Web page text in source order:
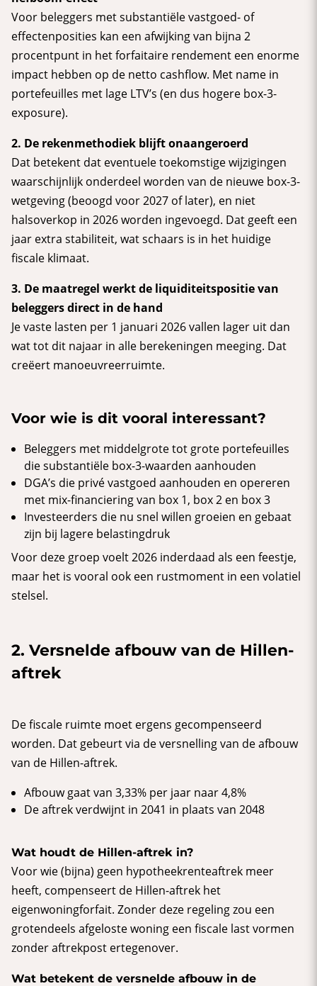
Voor beleggers met substantiële vastgoed- of
effectenposities kan een afwijking van bijna 2
procentpunt in het forfaitaire rendement een enorme
impact hebben op de netto cashflow. Met name in
portefeuilles met lage LTV’s (en dus hogere box-3-
exposure).
2. De rekenmethodiek blijft onaangeroerd
Dat betekent dat eventuele toekomstige wijzigingen
waarschijnlijk onderdeel worden van de nieuwe box-3-
wetgeving (beoogd voor 2027 of later), en niet
halsoverkop in 2026 worden ingevoegd. Dat geeft een
jaar extra stabiliteit, wat schaars is in het huidige
fiscale klimaat.
3. De maatregel werkt de liquiditeitspositie van
beleggers direct in de hand
Je vaste lasten per 1 januari 2026 vallen lager uit dan
wat tot dit najaar in alle berekeningen meeging. Dat
creëert manoeuvreerruimte.
Voor wie is dit vooral interessant?
Beleggers met middelgrote tot grote portefeuilles
die substantiële box-3-waarden aanhouden
DGA’s die privé vastgoed aanhouden en opereren
met mix-financiering van box 1, box 2 en box 3
Investeerders die nu snel willen groeien en gebaat
zijn bij lagere belastingdruk
Voor deze groep voelt 2026 inderdaad als een feestje,
maar het is vooral ook een rustmoment in een volatiel
stelsel.
2. Versnelde afbouw van de Hillen-
aftrek
De fiscale ruimte moet ergens gecompenseerd
worden. Dat gebeurt via de versnelling van de afbouw
van de Hillen-aftrek.
Afbouw gaat van 3,33% per jaar naar 4,8%
De aftrek verdwijnt in 2041 in plaats van 2048
Wat houdt de Hillen-aftrek in?
Voor wie (bijna) geen hypotheekrenteaftrek meer
heeft, compenseert de Hillen-aftrek het
eigenwoningforfait. Zonder deze regeling zou een
grotendeels afgeloste woning een fiscale last vormen
zonder aftrekpost ertegenover.
Wat betekent de versnelde afbouw in de